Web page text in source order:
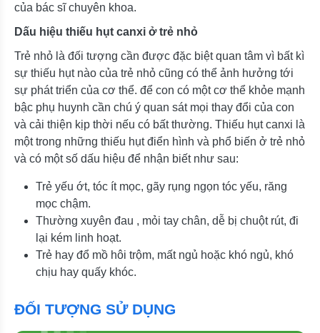
của bác sĩ chuyên khoa.
Dấu hiệu thiếu hụt canxi ở trẻ nhỏ
Trẻ nhỏ là đối tượng cần được đặc biệt quan tâm vì bất kì
sự thiếu hụt nào của trẻ nhỏ cũng có thể ảnh hưởng tới
sự phát triển của cơ thể. để con có một cơ thể khỏe mạnh
bậc phụ huynh cần chú ý quan sát mọi thay đổi của con
và cải thiện kịp thời nếu có bất thường. Thiếu hụt canxi là
một trong những thiếu hụt điển hình và phổ biến ở trẻ nhỏ
và có một số dấu hiệu để nhận biết như sau:
Trẻ yếu ớt, tóc ít mọc, gãy rụng ngọn tóc yếu, răng
mọc chậm.
Thường xuyên đau , mỏi tay chân, dễ bị chuột rút, đi
lại kém linh hoạt.
Trẻ hay đổ mồ hôi trộm, mất ngủ hoặc khó ngủ, khó
chịu hay quấy khóc.
ĐỐI TƯỢNG SỬ DỤNG